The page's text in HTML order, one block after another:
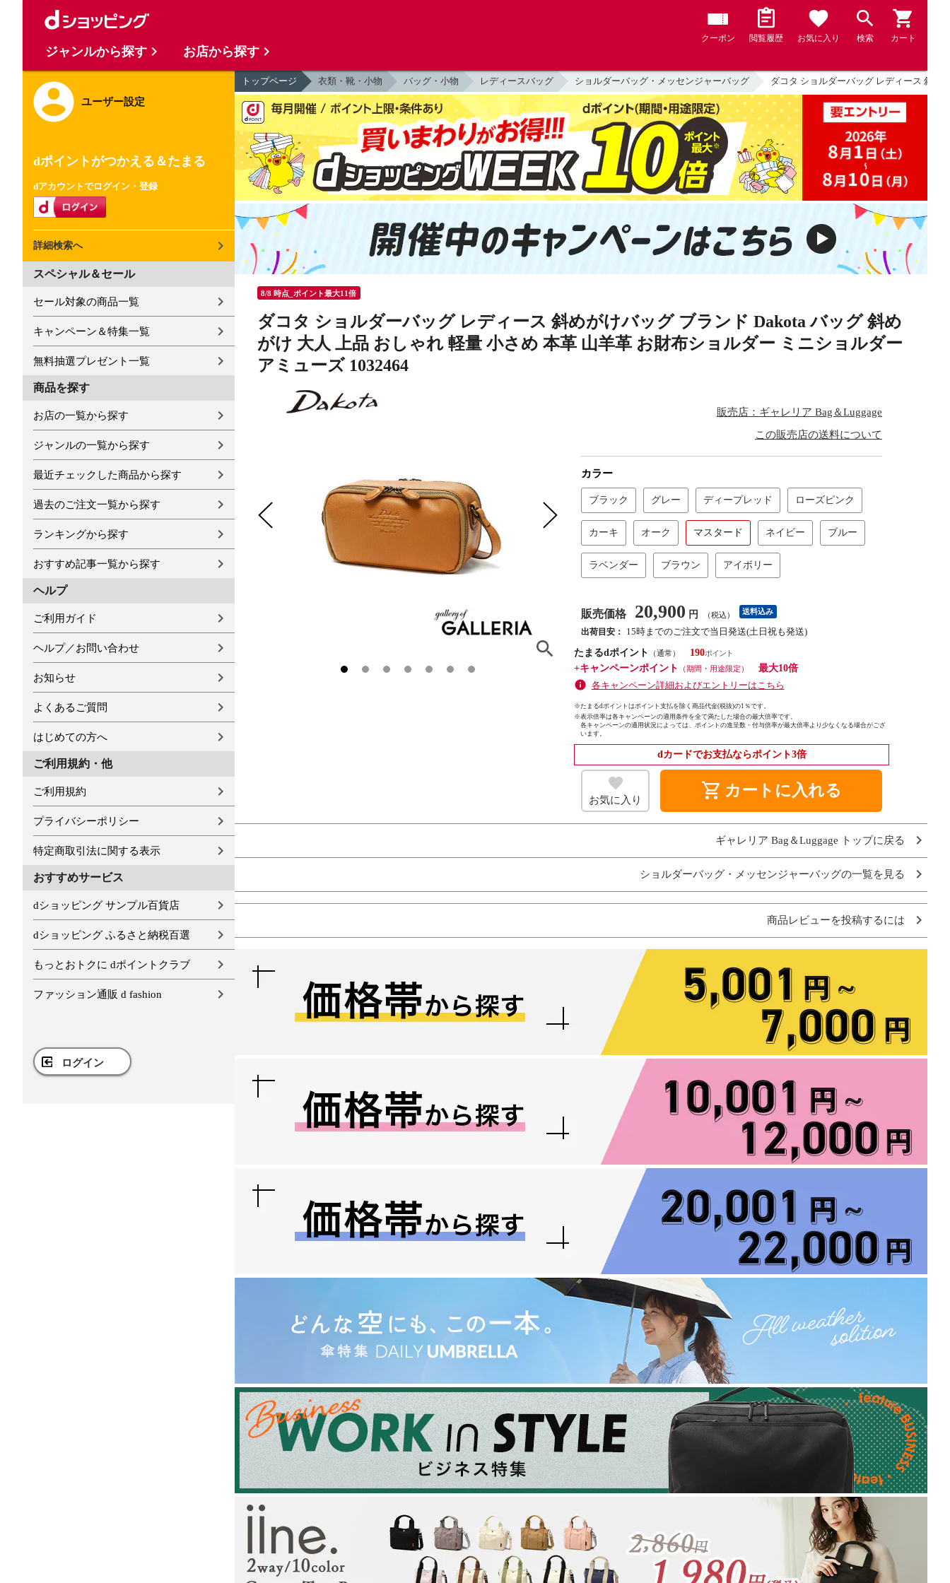
クーポン 閲覧履歴 お気に入り 検索 カート
ユーザー設定
dポイントがつかえる＆たまる
dアカウントでログイン・登録
詳細検索へ
スペシャル＆セール
セール対象の商品一覧
キャンペーン＆特集一覧
無料抽選プレゼント一覧
商品を探す
お店の一覧から探す
ジャンルの一覧から探す
最近チェックした商品から探す
過去のご注文一覧から探す
ランキングから探す
おすすめ記事一覧から探す
ヘルプ
ご利用ガイド
ヘルプ／お問い合わせ
お知らせ
よくあるご質問
はじめての方へ
ご利用規約・他
ご利用規約
プライバシーポリシー
特定商取引法に関する表示
おすすめサービス
dショッピング サンプル百貨店
dショッピング ふるさと納税百選
もっとおトクに dポイントクラブ
ファッション通販 d fashion
ログイン
トップページ 衣類・靴・小物 バッグ・小物 レディースバッグ ショルダーバッグ・メッセンジャーバッグ ダコタ ショルダーバッグ レディース 斜め
8/8 時点_ポイント最大11倍
ダコタ ショルダーバッグ レディース 斜めがけバッグ ブランド Dakota バッグ 斜め
がけ 大人 上品 おしゃれ 軽量 小さめ 本革 山羊革 お財布ショルダー ミニショルダー
アミューズ 1032464
販売店：ギャレリア Bag＆Luggage
この販売店の送料について
カラー
ブラック グレー ディープレッド ローズピンク
カーキ オーク マスタード ネイビー ブルー
ラベンダー ブラウン アイボリー
販売価格 20,900 円 （税込） 送料込み
出荷目安：
15時までのご注文で当日発送(土日祝も発送)
たまるdポイント
（通常）
190
+キャンペーンポイント
（期間・用途限定）
最大10倍
各キャンペーン詳細およびエントリーはこちら
※たまるdポイントはポイント支払を除く商品代金(税抜)の1％です。
※表示倍率は各キャンペーンの適用条件を全て満たした場合の最大倍率です。
各キャンペーンの適用状況によっては、ポイントの進呈数・付与倍率が最大倍率より少なくなる場合がござ
います。
dカードでお支払ならポイント3倍
お気に入り shopping_cart カートに入れる
ギャレリア Bag＆Luggage トップに戻る
ショルダーバッグ・メッセンジャーバッグの一覧を見る
商品レビューを投稿するには
ジャンルから探す お店から探す